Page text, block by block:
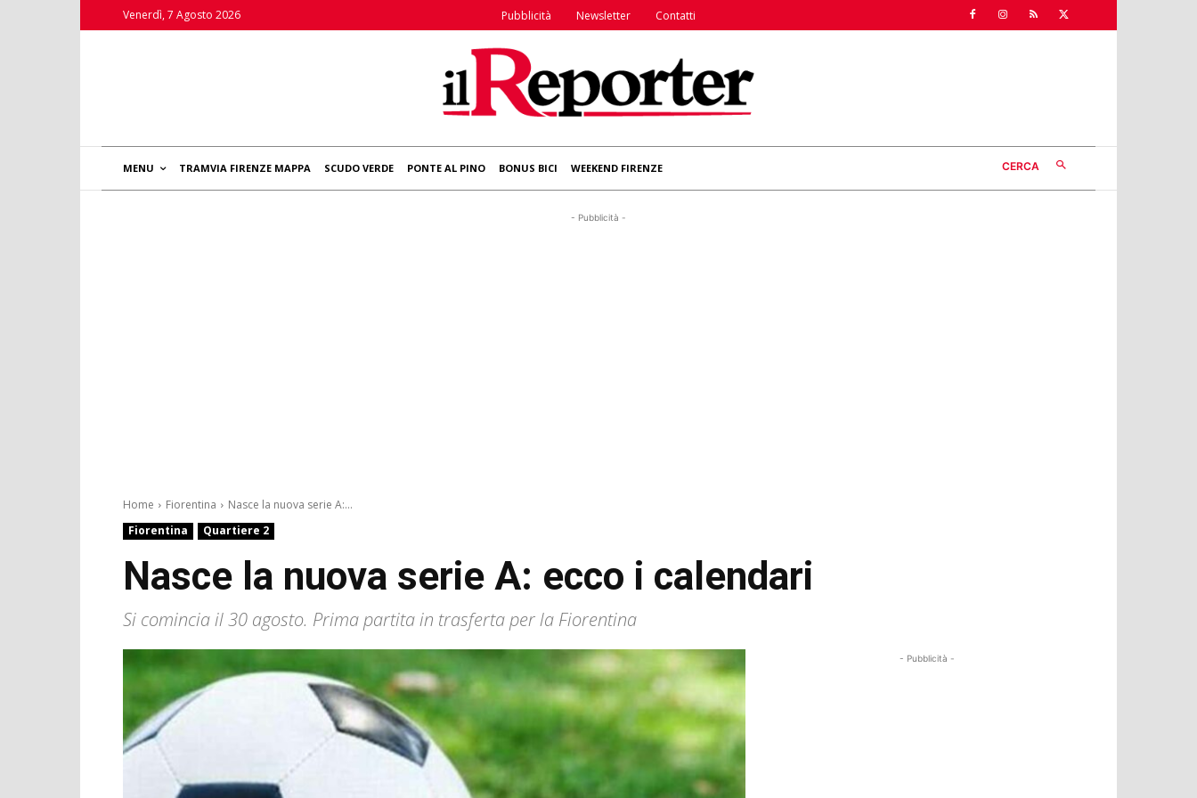
Venerdì, 7 Agosto 2026 Pubblicità Newsletter Contatti
MENU TRAMVIA FIRENZE MAPPA SCUDO VERDE PONTE AL PINO BONUS BICI WEEKEND FIRENZE CERCA
- Pubblicità -
Home Fiorentina
Nasce la nuova serie A:...
Fiorentina
Quartiere 2
Nasce la nuova serie A: ecco i calendari
Si comincia il 30 agosto. Prima partita in trasferta per la Fiorentina
- Pubblicità -